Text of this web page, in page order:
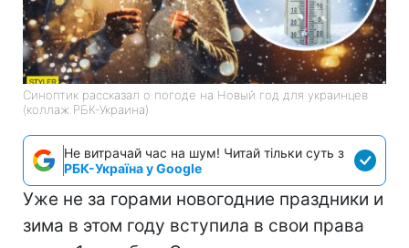
Синоптик рассказал о погоде на Новый год для украинцев
(коллаж РБК-Украина)
Не витрачай час на шум! Читай тільки суть з
РБК-Україна у Google
Уже не за горами новогодние праздники и
зима в этом году вступила в свои права